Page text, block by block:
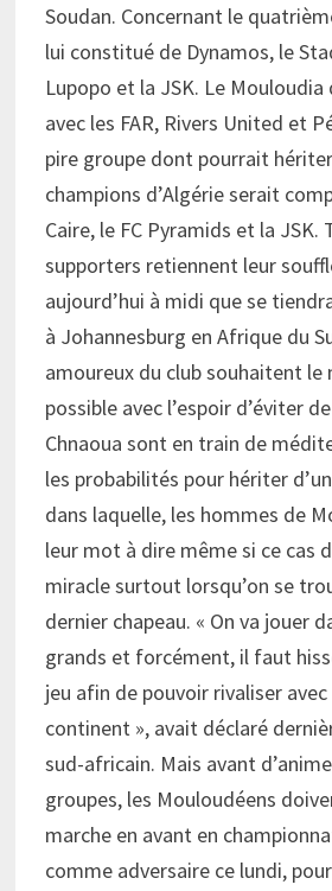
Soudan. Concernant le
lui constitué de Dynamos, le
Lupopo et la JSK. Le Mouloudia
avec les FAR, Rivers United et
pire groupe dont pourrait
champions d’Algérie serait
Caire, le FC Pyramids et la JSK.
supporters retiennent leur
aujourd’hui à midi que se
à Johannesburg en Afrique du
amoureux du club souhaitent
possible avec l’espoir d’éviter
Chnaoua sont en train de
les probabilités pour hériter
dans laquelle, les hommes de
leur mot à dire même si ce cas
miracle surtout lorsqu’on se
dernier chapeau. « On va jouer
grands et forcément, il faut
jeu afin de pouvoir rivaliser
continent », avait déclaré
sud-africain. Mais avant
groupes, les Mouloudéens
marche en avant en
comme adversaire ce lundi,